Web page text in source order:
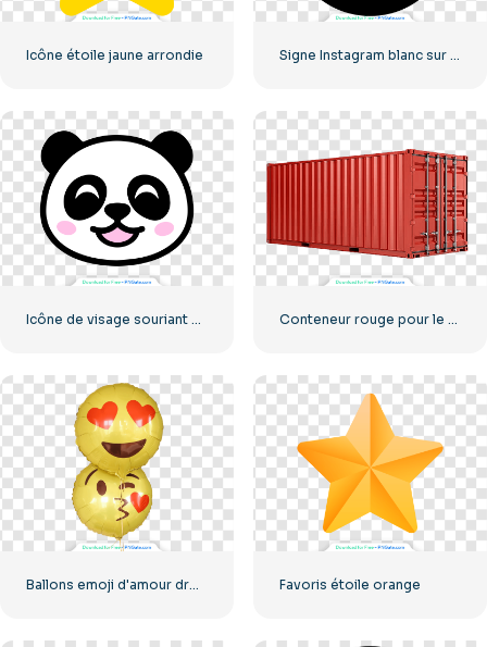
Icône étoile jaune arrondie Signe Instagram blanc sur cercle noir
Icône de visage souriant petit panda Conteneur rouge pour le transport de marchandises par mer
Favoris étoile orange